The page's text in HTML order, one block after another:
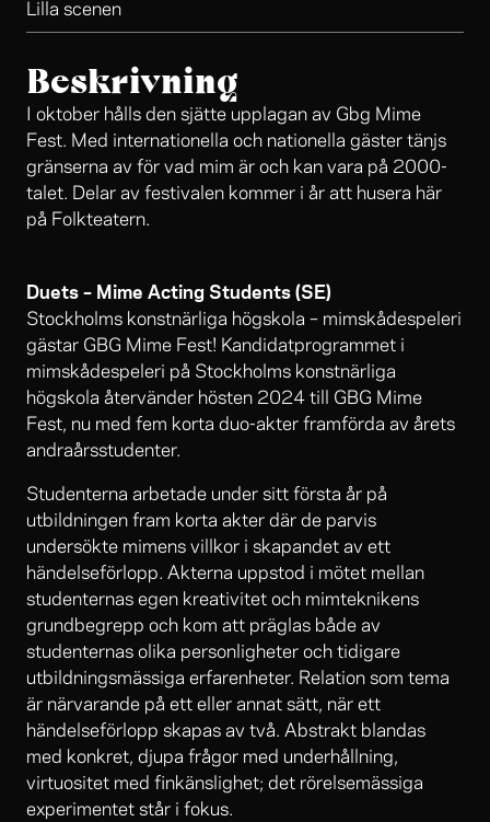
Lilla scenen
Beskrivning
I oktober hålls den sjätte upplagan av Gbg Mime
Fest. Med internationella och nationella gäster tänjs
gränserna av för vad mim är och kan vara på 2000-
talet. Delar av festivalen kommer i år att husera här
på Folkteatern.
Duets – Mime Acting Students (SE)
Stockholms konstnärliga högskola – mimskådespeleri
gästar GBG Mime Fest! Kandidatprogrammet i
mimskådespeleri på Stockholms konstnärliga
högskola återvänder hösten 2024 till GBG Mime
Fest, nu med fem korta duo-akter framförda av årets
andraårsstudenter.
Studenterna arbetade under sitt första år på
utbildningen fram korta akter där de parvis
undersökte mimens villkor i skapandet av ett
händelseförlopp. Akterna uppstod i mötet mellan
studenternas egen kreativitet och mimteknikens
grundbegrepp och kom att präglas både av
studenternas olika personligheter och tidigare
utbildningsmässiga erfarenheter. Relation som tema
är närvarande på ett eller annat sätt, när ett
händelseförlopp skapas av två. Abstrakt blandas
med konkret, djupa frågor med underhållning,
virtuositet med finkänslighet; det rörelsemässiga
experimentet står i fokus.